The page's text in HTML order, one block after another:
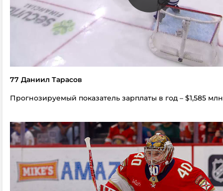
77 Даниил Тарасов
Прогнозируемый показатель зарплаты в год – $1,585 млн